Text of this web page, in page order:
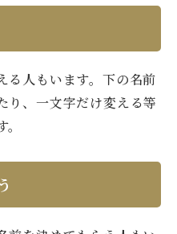
る人もいます。下の名前
り、一文字だけ変える等